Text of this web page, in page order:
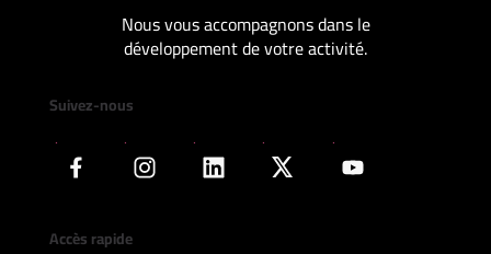
Nous vous accompagnons dans le
développement de votre activité.
Suivez-nous
Accès rapide